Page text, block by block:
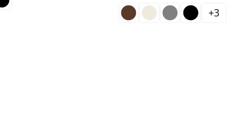
är för närvarande inte tillgängligt.) +3